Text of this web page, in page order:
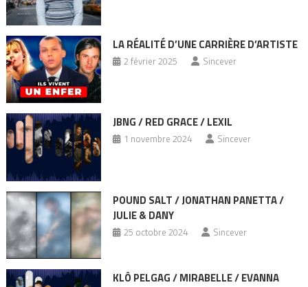
LA RÉALITÉ D’UNE CARRIÈRE D’ARTISTE
2 février 2025 Sincever
JBNG / RED GRACE / LEXIL
1 novembre 2024 Sincever
POUND SALT / JONATHAN PANETTA /
JULIE & DANY
25 octobre 2024 Sincever
KLÔ PELGAG / MIRABELLE / EVANNA